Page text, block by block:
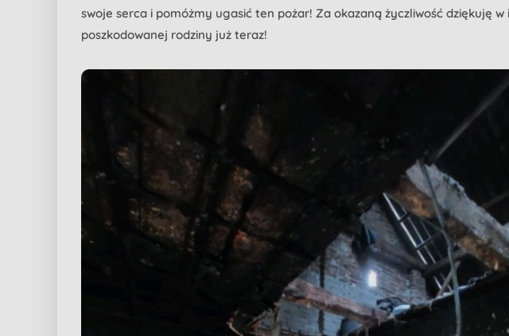
swoje serca i pomóżmy ugasić ten pożar! Za okazaną życzliwość dziękuję w
poszkodowanej rodziny już teraz!